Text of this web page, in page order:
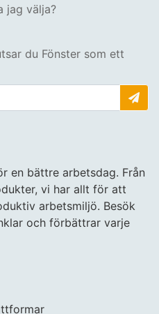
jag välja?
du Fönster som ett
en bättre arbetsdag. Från
vi har allt för att
arbetsmiljö. Besök
och förbättrar varje